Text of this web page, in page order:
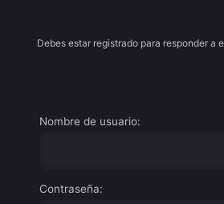
Debes estar registrado para responder a
Nombre de usuario:
Contraseña: